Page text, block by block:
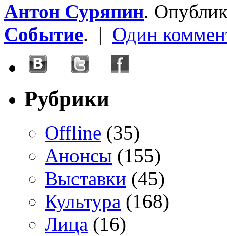
Антон Суряпин.
Событие. | Один
Рубрики
Offline (35)
Анонсы (155)
Выставки (45)
Культура (168)
Лица (16)